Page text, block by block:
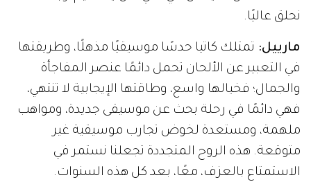
نحلق عاليًا.
مارييل: تمتلك كاتيا حدسًا موسيقيًا مذهلًا، وطريقتها
في التعبير عن الألحان تحمل دائمًا عنصر المفاجأة
والجمال؛ فخيالها واسع، وطاقتها الإيجابية لا تنتهي،
فهي دائمًا في رحلة بحث عن موسيقى جديدة، ومواهب
ملهمة، ومستعدة لخوض تجارب موسيقية غير
متوقعة. هذه الروح المتجددة تجعلنا نستمر في
الاستمتاع بالعزف، معًا، بعد كل هذه السنوات.